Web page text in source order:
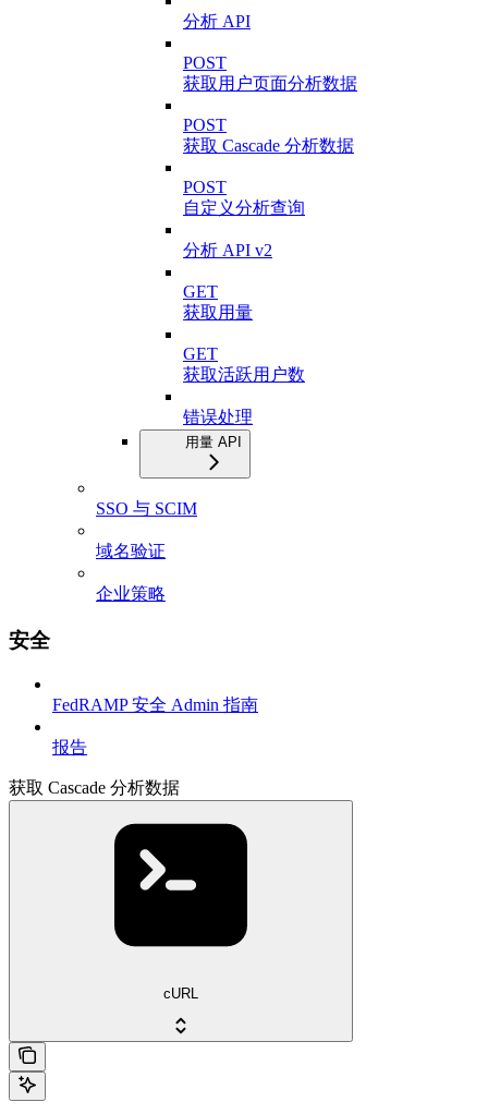
分析 API
POST
获取用户页面分析数据
POST
获取 Cascade 分析数据
POST
自定义分析查询
分析 API v2
GET
获取用量
GET
获取活跃用户数
错误处理
用量 API
SSO 与 SCIM
域名验证
企业策略
安全
FedRAMP 安全 Admin 指南
报告
获取 Cascade 分析数据
cURL